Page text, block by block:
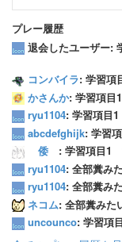
プレー履歴
退会したユーザー
コンバイラ: 学習
かさんか: 学習項
ryu1104: 学習項目
abcdefghijk: 学習
倭 : 学習項目1
ryu1104: 全部糞み
ryu1104: 全部糞み
ネコム: 全部糞み
uncounco: 学習項